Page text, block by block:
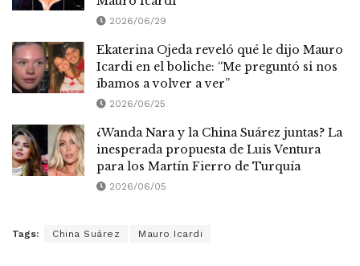
2026/06/29
Ekaterina Ojeda reveló qué le dijo Mauro
Icardi en el boliche: “Me preguntó si nos
íbamos a volver a ver”
2026/06/25
¿Wanda Nara y la China Suárez juntas? La
inesperada propuesta de Luis Ventura
para los Martín Fierro de Turquía
2026/06/05
Tags: China Suárez Mauro Icardi